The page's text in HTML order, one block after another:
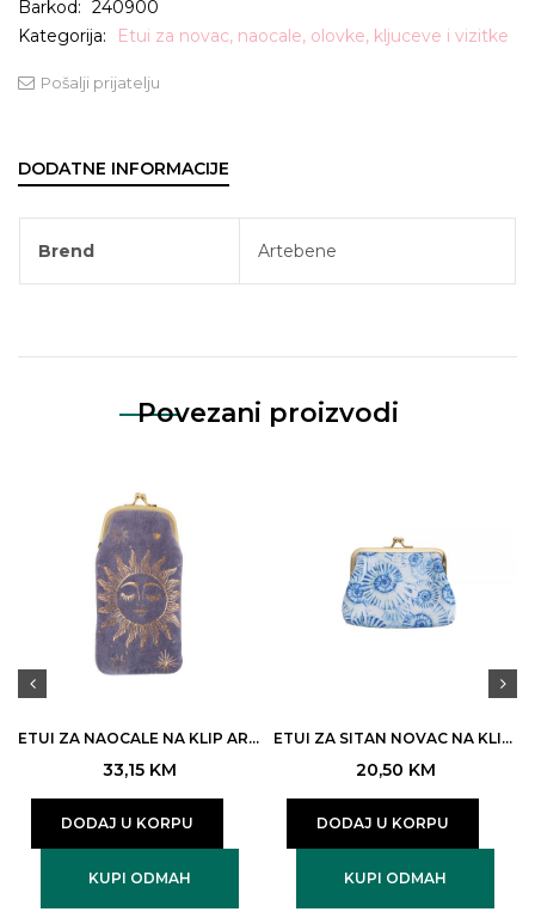
Barkod: 240900
Kategorija:
Etui za novac, naocale, olovke, kljuceve i vizitke
Pošalji prijatelju
DODATNE INFORMACIJE
Brend Artebene
Povezani proizvodi
ETUI ZA NAOCALE NA KLIP ARTEBENE GOLDEN SUN 8,5X17CM PLAVI PLIS ART.210524 (4)
33,15 KM
DODAJ U KORPU
KUPI ODMAH
ETUI ZA SITAN NOVAC NA KLIP ARTEBENE SUMMER SKOLJKE 11X8CM PLAVI ART.241053(4)
20,50 KM
DODAJ U KORPU
KUPI ODMAH